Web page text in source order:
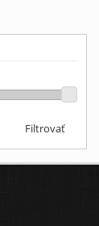
Filtrovať